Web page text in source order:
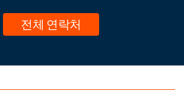
전체 연락처